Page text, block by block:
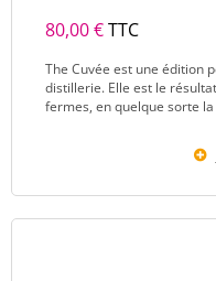
80,00 €TTC
The Cuvée est une édition
distillerie. Elle est le
fermes, en quelque sorte